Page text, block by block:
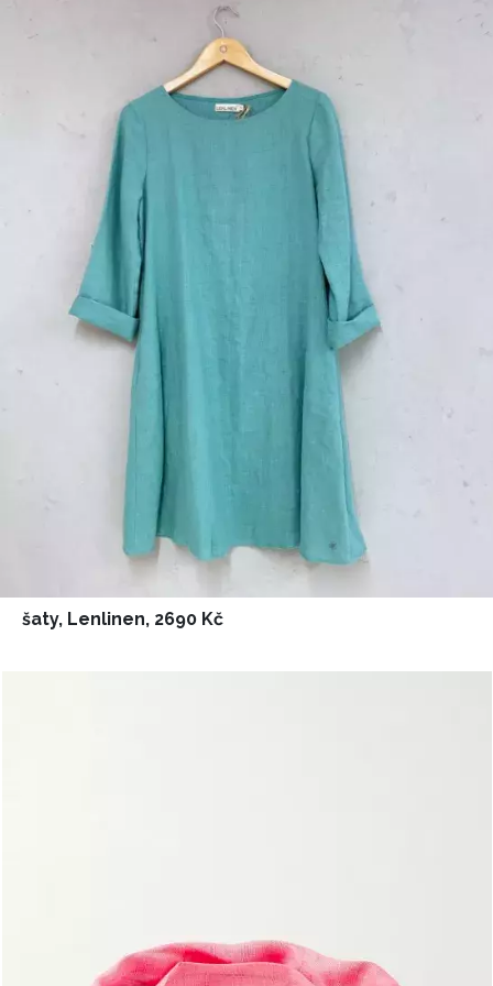
šaty, Lenlinen, 2690 Kč